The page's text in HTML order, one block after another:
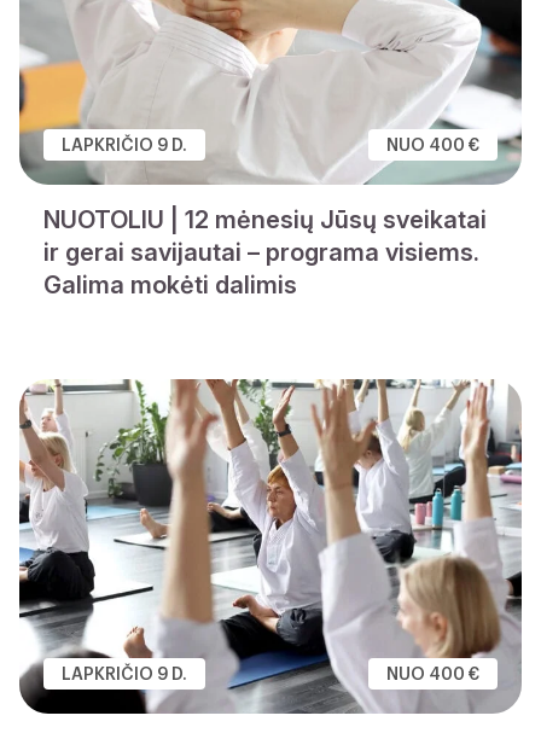
LAPKRIČIO 9 D. NUO 400 €
NUOTOLIU | 12 mėnesių Jūsų sveikatai
ir gerai savijautai – programa visiems.
Galima mokėti dalimis
LAPKRIČIO 9 D. NUO 400 €